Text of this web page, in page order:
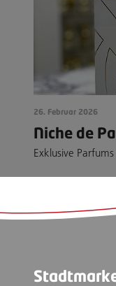
26. Februar 2026
Niche de
Exklusive